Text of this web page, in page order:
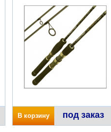
В корзину под заказ